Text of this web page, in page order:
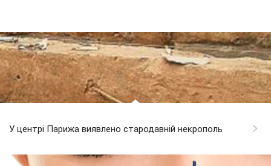
У центрі Парижа виявлено стародавній некрополь